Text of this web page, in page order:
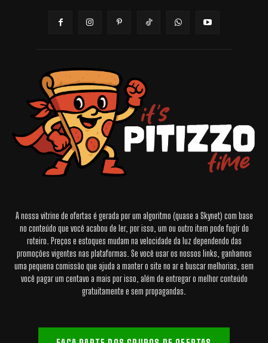
A nossa vitrine de ofertas é gerada por um algoritmo (quase a Skynet) com base
no conteúdo que você acabou de ler, por isso, um ou outro item pode fugir do
roteiro. Preços e estoques mudam na velocidade da luz dependendo das
promoções vigentes nas plataformas. Se você usar os nossos links, ganhamos
uma pequena comissão que ajuda a manter o site no ar e buscar melhorias, sem
você pagar um centavo a mais por isso, além de entregar o melhor conteúdo
gratuitamente e sem propagandas.